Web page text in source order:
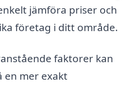
jämföra priser och
företag i ditt område.
faktorer kan
en mer exakt